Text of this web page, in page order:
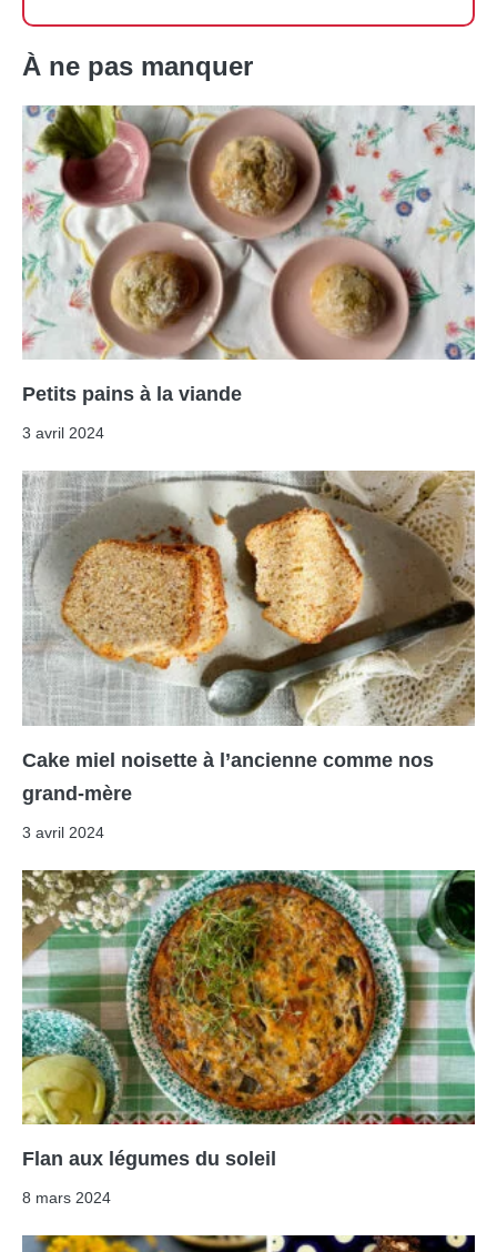
À ne pas manquer
Petits pains à la viande
3 avril 2024
Cake miel noisette à l’ancienne comme nos
grand-mère
3 avril 2024
Flan aux légumes du soleil
8 mars 2024